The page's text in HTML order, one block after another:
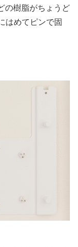
の樹脂がちょうど
はめてピンで固